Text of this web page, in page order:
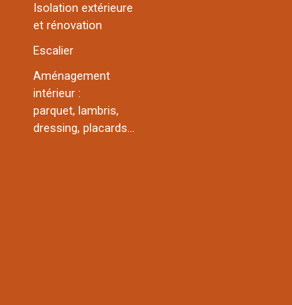
Isolation extérieure
et rénovation
Escalier
Aménagement
intérieur :
parquet, lambris,
dressing, placards...